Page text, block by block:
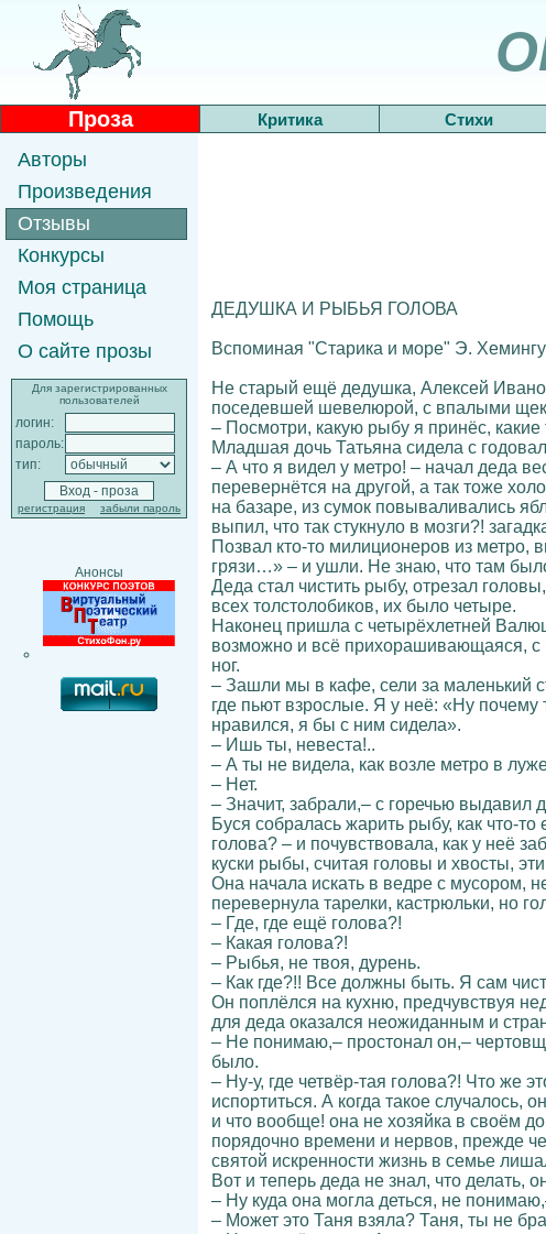
Проза Критика Стихи
Авторы
Произведения
Отзывы
Конкурсы
Моя страница
Помощь
О сайте прозы
Для зарегистрированных
пользователей
логин:
пароль:
тип:
регистрация забыли пароль
Анонсы
ДЕДУШКА И РЫБЬЯ ГОЛОВА
Вспоминая "Старика и море" Э.
Не старый ещё дедушка, Алексей
поседевшей шевелюрой, с впалыми
– Посмотри, какую рыбу я принёс,
Младшая дочь Татьяна сидела с
– А что я видел у метро! – начал деда
перевернётся на другой, а так тоже
на базаре, из сумок повываливались
выпил, что так стукнуло в мозги?!
Позвал кто-то милиционеров из метро,
грязи…» – и ушли. Не знаю, что там
Деда стал чистить рыбу, отрезал
всех толстолобиков, их было четыре.
Наконец пришла с четырёхлетней
возможно и всё прихорашивающаяся, с
ног.
– Зашли мы в кафе, сели за маленький
где пьют взрослые. Я у неё: «Ну
нравился, я бы с ним сидела».
– Ишь ты, невеста!..
– А ты не видела, как возле метро в
– Нет.
– Значит, забрали,– с горечью выдавил
Буся собралась жарить рыбу, как что-
голова? – и почувствовала, как у неё
куски рыбы, считая головы и хвосты,
Она начала искать в ведре с мусором,
перевернула тарелки, кастрюльки, но
– Где, где ещё голова?!
– Какая голова?!
– Рыбья, не твоя, дурень.
– Как где?!! Все должны быть. Я сам
Он поплёлся на кухню, предчувствуя
для деда оказался неожиданным и
– Не понимаю,– простонал он,–
было.
– Ну-у, где четвёр-тая голова?! Что же
испортиться. А когда такое случалось,
и что вообще! она не хозяйка в своём
порядочно времени и нервов, прежде
святой искренности жизнь в семье
Вот и теперь деда не знал, что делать,
– Ну куда она могла деться, не
– Может это Таня взяла? Таня, ты не